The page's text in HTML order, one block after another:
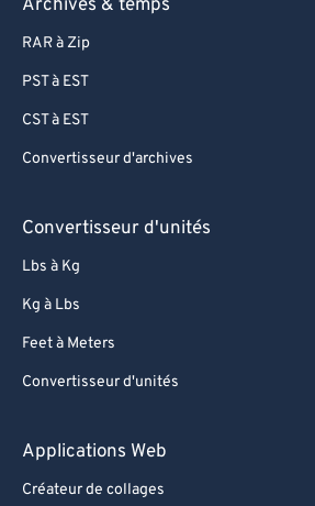
Archives & temps
RAR à Zip
PST à EST
CST à EST
Convertisseur d'archives
Convertisseur d'unités
Lbs à Kg
Kg à Lbs
Feet à Meters
Convertisseur d'unités
Applications Web
Créateur de collages